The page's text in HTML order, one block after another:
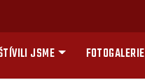
JSME FOTOGALERIE